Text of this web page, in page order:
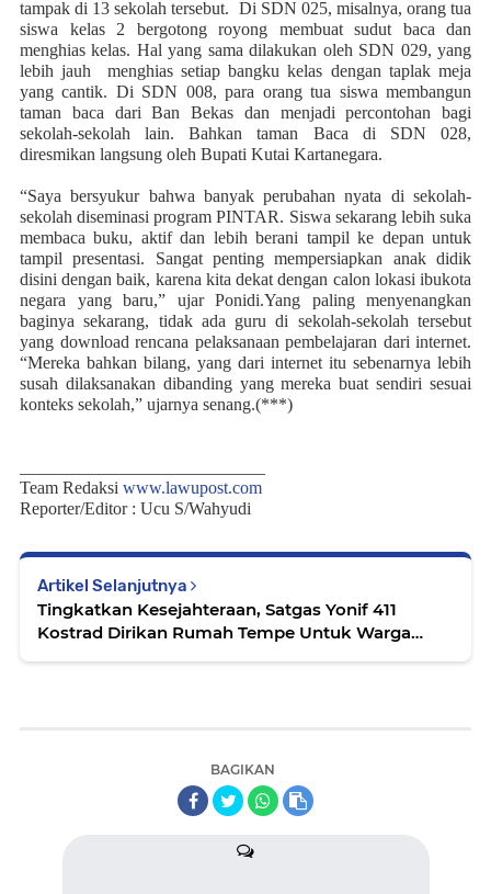
tampak di 13 sekolah tersebut. Di SDN 025, misalnya, orang tua
siswa kelas 2 bergotong royong membuat sudut baca dan
menghias kelas. Hal yang sama dilakukan oleh SDN 029, yang
lebih jauh
menghias setiap bangku kelas dengan taplak meja
yang cantik. Di SDN 008, para orang tua siswa membangun
taman baca dari Ban Bekas dan menjadi percontohan bagi
sekolah-sekolah lain. Bahkan taman Baca di SDN 028,
diresmikan langsung oleh Bupati Kutai Kartanegara.
“Saya bersyukur bahwa banyak perubahan nyata di sekolah-
sekolah diseminasi program PINTAR. Siswa sekarang lebih suka
membaca buku, aktif dan lebih berani tampil ke depan untuk
tampil presentasi. Sangat penting mempersiapkan anak didik
disini dengan baik, karena kita dekat dengan calon lokasi ibukota
negara yang baru,” ujar Ponidi.Yang paling menyenangkan
baginya sekarang, tidak ada guru di sekolah-sekolah tersebut
yang download rencana pelaksanaan pembelajaran dari internet.
“Mereka bahkan bilang, yang dari internet itu sebenarnya lebih
susah dilaksanakan dibanding yang mereka buat sendiri sesuai
konteks sekolah,” ujarnya senang.(***)
Team Redaksi www.lawupost.com
Reporter/Editor : Ucu S/Wahyudi
Artikel Selanjutnya
Tingkatkan Kesejahteraan, Satgas Yonif 411
Kostrad Dirikan Rumah Tempe Untuk Warga
BAGIKAN